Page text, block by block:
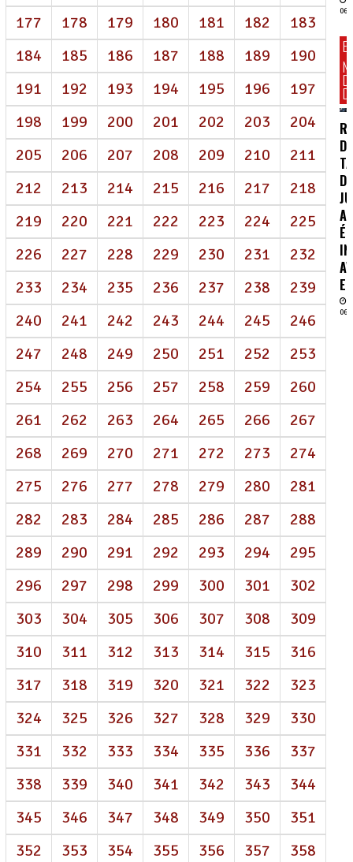
177
178 179 180 181 182
183
184
185 186 187 188 189
190
191
192 193 194 195 196
197
198
199 200 201 202 203
204
205
206 207 208 209 210
211
212
213 214 215 216 217
218
219
220 221 222 223 224
225
226
227 228 229 230 231
232
233
234 235 236 237 238
239
240
241 242 243 244 245
246
247
248 249 250 251 252
253
254
255 256 257 258 259
260
261
262 263 264 265 266
267
268
269 270 271 272 273
274
275
276 277 278 279 280
281
282
283 284 285 286 287
288
289
290 291 292 293 294
295
296
297 298 299 300 301
302
303
304 305 306 307 308
309
310
311 312 313 314 315
316
317
318 319 320 321 322
323
324
325 326 327 328 329
330
331
332 333 334 335 336
337
338
339 340 341 342 343
344
345
346 347 348 349 350
351
352
353 354 355 356 357 358
06/
DA
DE
É
06/